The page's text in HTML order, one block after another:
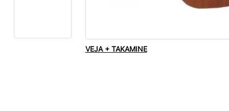
VEJA + TAKAMINE